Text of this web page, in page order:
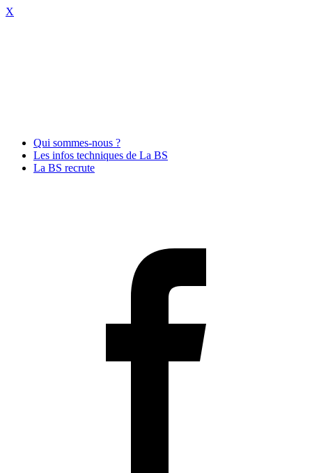
X
Qui sommes-nous ?
Les infos techniques de La BS
La BS recrute